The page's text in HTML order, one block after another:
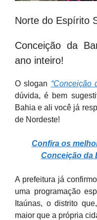
Norte do Espírito
Conceição da
ano inteiro!
O slogan “Conceição
dúvida, é bem
Bahia e ali você já
de Nordeste!
Confira os
Conceição da
A prefeitura já
uma programação
Itaúnas, o distrito
maior que a própria